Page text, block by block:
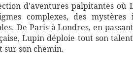
d'aventures palpitantes où
complexes, des
De Paris à Londres, en
Lupin déploie tout son
sur son chemin.